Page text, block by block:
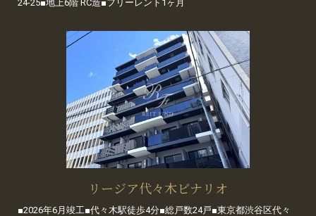
24-25■地上6階 RC造■フリーレント1ヶ月
リージア代々木ビナリオ
■2026年6月竣工■代々木駅徒歩4分■総戸数24戸■東京都渋谷区代々